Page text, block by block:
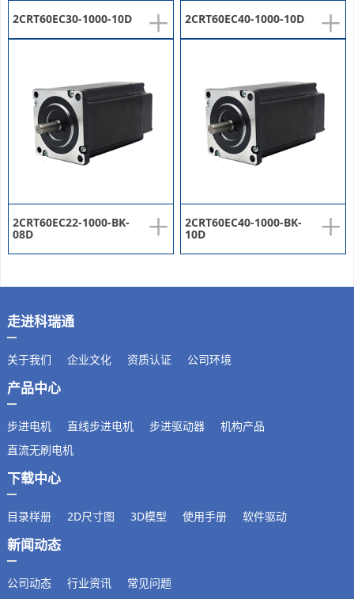
+
2CRT60EC30-1000-10D +
2CRT60EC40-1000-10D
+
2CRT60EC22-1000-BK-
08D +
2CRT60EC40-1000-BK-
10D
走进科瑞通
关于我们 企业文化 资质认证 公司环境
产品中心
步进电机 直线步进电机 步进驱动器
机构产品
直流无刷电机
下载中心
目录样册 2D尺寸图 3D模型 使用手册 软件驱动
新闻动态
公司动态 行业资讯 常见问题